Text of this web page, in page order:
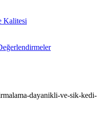
Kalitesi
dayanikli-ve-sik-kedi-